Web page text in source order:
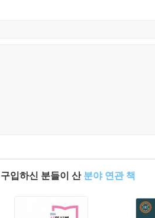
입하신 분들이 산 분야 연관 책